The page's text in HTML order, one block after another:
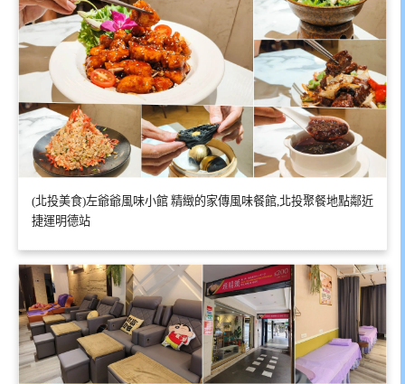
(北投美食)左爺爺風味小館 精緻的家傳風味餐館,北投聚餐地點鄰近
捷運明德站